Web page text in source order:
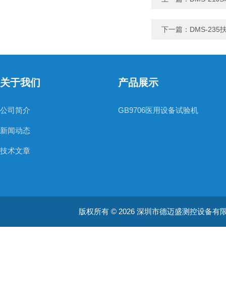
下一篇： DMS-235
关于我们
公司简介
新闻动态
技术文章
产品展示
GB9706医用设备试验机
版权所有 © 2026 深圳市德迈盛测控设备